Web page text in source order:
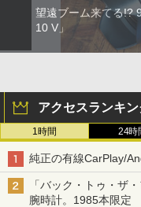
望遠ブーム来てる!?
10 V」
アクセスランキン
1時間 24時
純正の有線CarPlay/
「バック・トゥ・ザ
腕時計。1985本限定